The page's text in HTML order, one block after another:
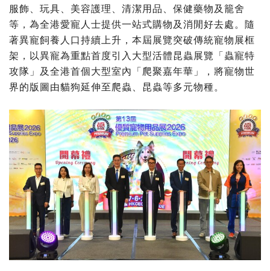
服飾、玩具、美容護理、清潔用品、保健藥物及籠舍
等，為全港愛寵人士提供一站式購物及消閒好去處。隨
著異寵飼養人口持續上升，本屆展覽突破傳統寵物展框
架，以異寵為重點首度引入大型活體昆蟲展覽「蟲寵特
攻隊」及全港首個大型室內「爬聚嘉年華」，將寵物世
界的版圖由貓狗延伸至爬蟲、昆蟲等多元物種。